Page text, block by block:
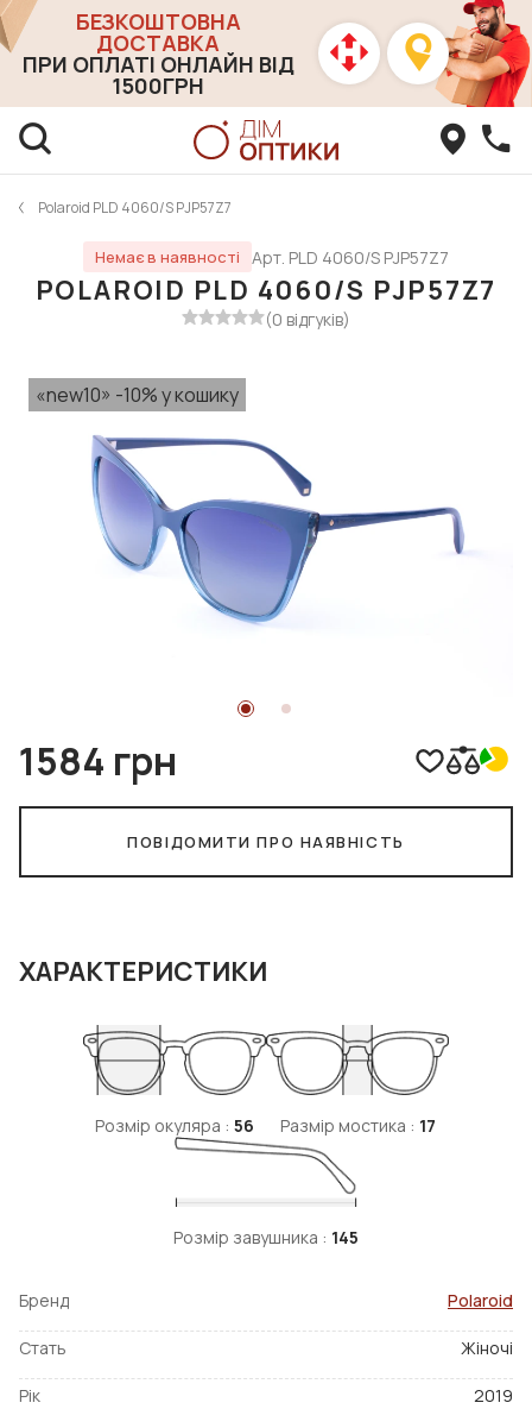
БЕЗКОШТОВНА
ДОСТАВКА
ПРИ ОПЛАТІ ОНЛАЙН ВІД
1500ГРН
Polaroid PLD 4060/S PJP57Z7
Немає в наявності Арт. PLD 4060/S PJP57Z7
POLAROID PLD 4060/S PJP57Z7
(0 відгуків)
«new10» -10% у кошику
1584 грн
ПОВІДОМИТИ ПРО НАЯВНІСТЬ
ХАРАКТЕРИСТИКИ
Розмір окуляра : 56 Размір мостика : 17
Розмір завушника : 145
Бренд Polaroid
Стать Жіночі
Рік 2019